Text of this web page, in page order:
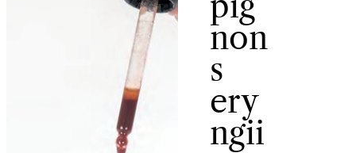
non
s
ery
ngii